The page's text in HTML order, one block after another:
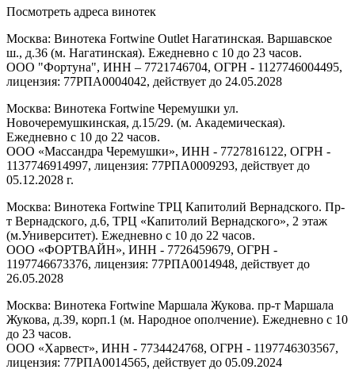
Посмотреть адреса винотек
Москва: Винотека Fortwine Outlet Нагатинская. Варшавское
ш., д.36 (м. Нагатинская). Ежедневно с 10 до 23 часов.
ООО "Фортуна", ИНН – 7721746704, ОГРН - 1127746004495,
лицензия: 77РПА0004042, действует до 24.05.2028
Москва: Винотека Fortwine Черемушки ул.
Новочеремушкинская, д.15/29. (м. Академическая).
Ежедневно с 10 до 22 часов.
ООО «Массандра Черемушки», ИНН - 7727816122, ОГРН -
1137746914997, лицензия: 77РПА0009293, действует до
05.12.2028 г.
Москва: Винотека Fortwine ТРЦ Капитолий Вернадского. Пр-
т Вернадского, д.6, ТРЦ «Капитолий Вернадского», 2 этаж
(м.Университет). Ежедневно с 10 до 22 часов.
ООО «ФОРТВАЙН», ИНН - 7726459679, ОГРН -
1197746673376, лицензия: 77РПА0014948, действует до
26.05.2028
Москва: Винотека Fortwine Маршала Жукова. пр-т Маршала
Жукова, д.39, корп.1 (м. Народное ополчение). Ежедневно с 10
до 23 часов.
ООО «Харвест», ИНН - 7734424768, ОГРН - 1197746303567,
лицензия: 77РПА0014565, действует до 05.09.2024